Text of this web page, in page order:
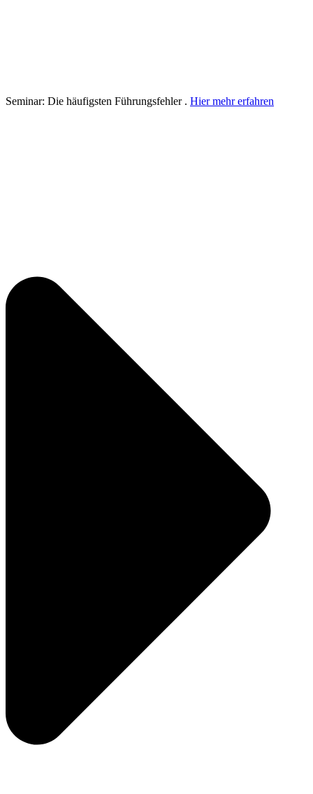
Seminar: Die häufigsten Führungsfehler . Hier mehr erfahren